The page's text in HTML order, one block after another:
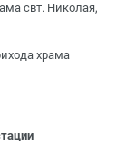
свт. Николая,
храма